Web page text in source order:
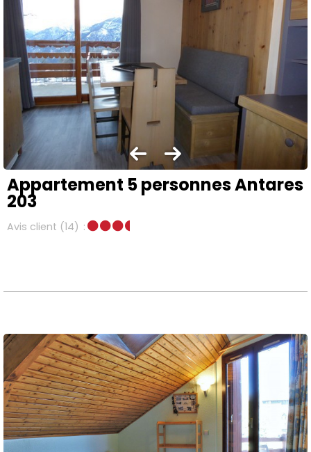
Appartement 5 personnes Antares
203
Avis client (14)